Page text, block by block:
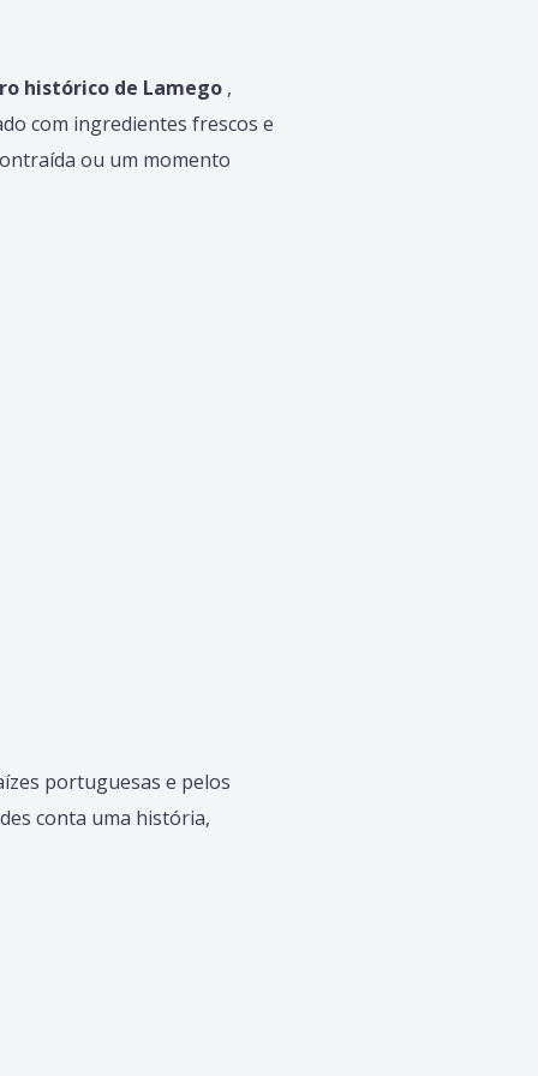
histórico de Lamego ,
com ingredientes frescos e
ou um momento
portuguesas e pelos
conta uma história,